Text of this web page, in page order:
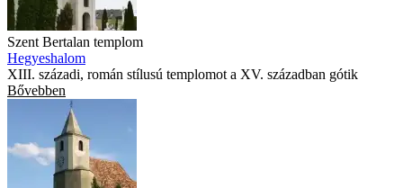
Szent Bertalan templom
Hegyeshalom
XIII. századi, román stílusú templomot a XV. században gótik
Bővebben